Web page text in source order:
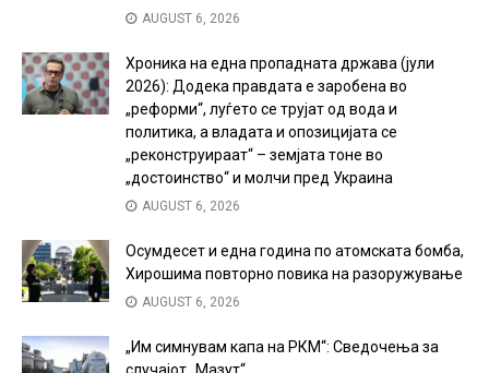
AUGUST 6, 2026
Хроника на една пропадната држава (јули
2026): Додека правдата е заробена во
„реформи“, луѓето се трујат од вода и
политика, а владата и опозицијата се
„реконструираат“ – земјата тоне во
„достоинство“ и молчи пред Украина
AUGUST 6, 2026
Осумдесет и една година по атомската бомба,
Хирошима повторно повика на разоружување
AUGUST 6, 2026
„Им симнувам капа на РКМ“: Сведочења за
случајот „Мазут“